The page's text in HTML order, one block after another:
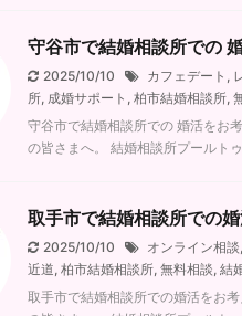
守谷市で結婚相談所での
2025/10/10 カフェデート ,
所, 成婚サポート , 柏市結婚相談所,
守谷市で結婚相談所での 婚活をお
の皆さまへ。 結婚相談所プールト
取手市で結婚相談所での
2025/10/10 オンライン相談,
近道, 柏市結婚相談所, 無料相談, 結
取手市で結婚相談所での婚活をお